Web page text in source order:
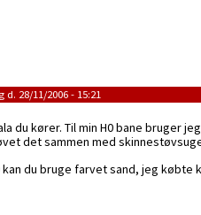
d. 28/11/2006 - 15:21
du kører. Til min H0 bane bruger
det sammen med
kan du bruge farvet sand, jeg